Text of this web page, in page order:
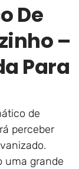
De
–
Para
de
perceber
uma grande